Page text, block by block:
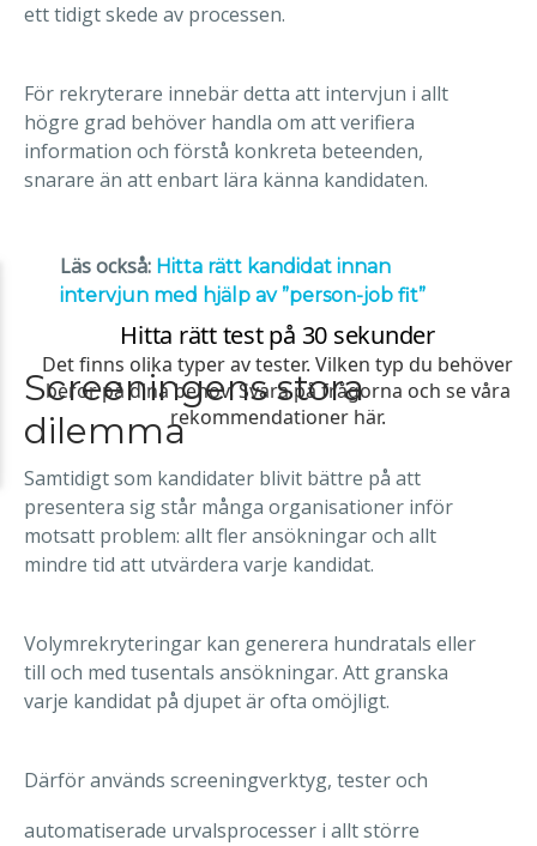
ett tidigt skede av processen.
För rekryterare innebär detta att intervjun i allt
högre grad behöver handla om att verifiera
information och förstå konkreta beteenden,
snarare än att enbart lära känna kandidaten.
Läs också: Hitta rätt kandidat innan
intervjun med hjälp av ”person-job fit”
Screeningens stora
dilemma
Samtidigt som kandidater blivit bättre på att
presentera sig står många organisationer inför
motsatt problem: allt fler ansökningar och allt
mindre tid att utvärdera varje kandidat.
Volymrekryteringar kan generera hundratals eller
till och med tusentals ansökningar. Att granska
varje kandidat på djupet är ofta omöjligt.
Därför används screeningverktyg, tester och
automatiserade urvalsprocesser i allt större